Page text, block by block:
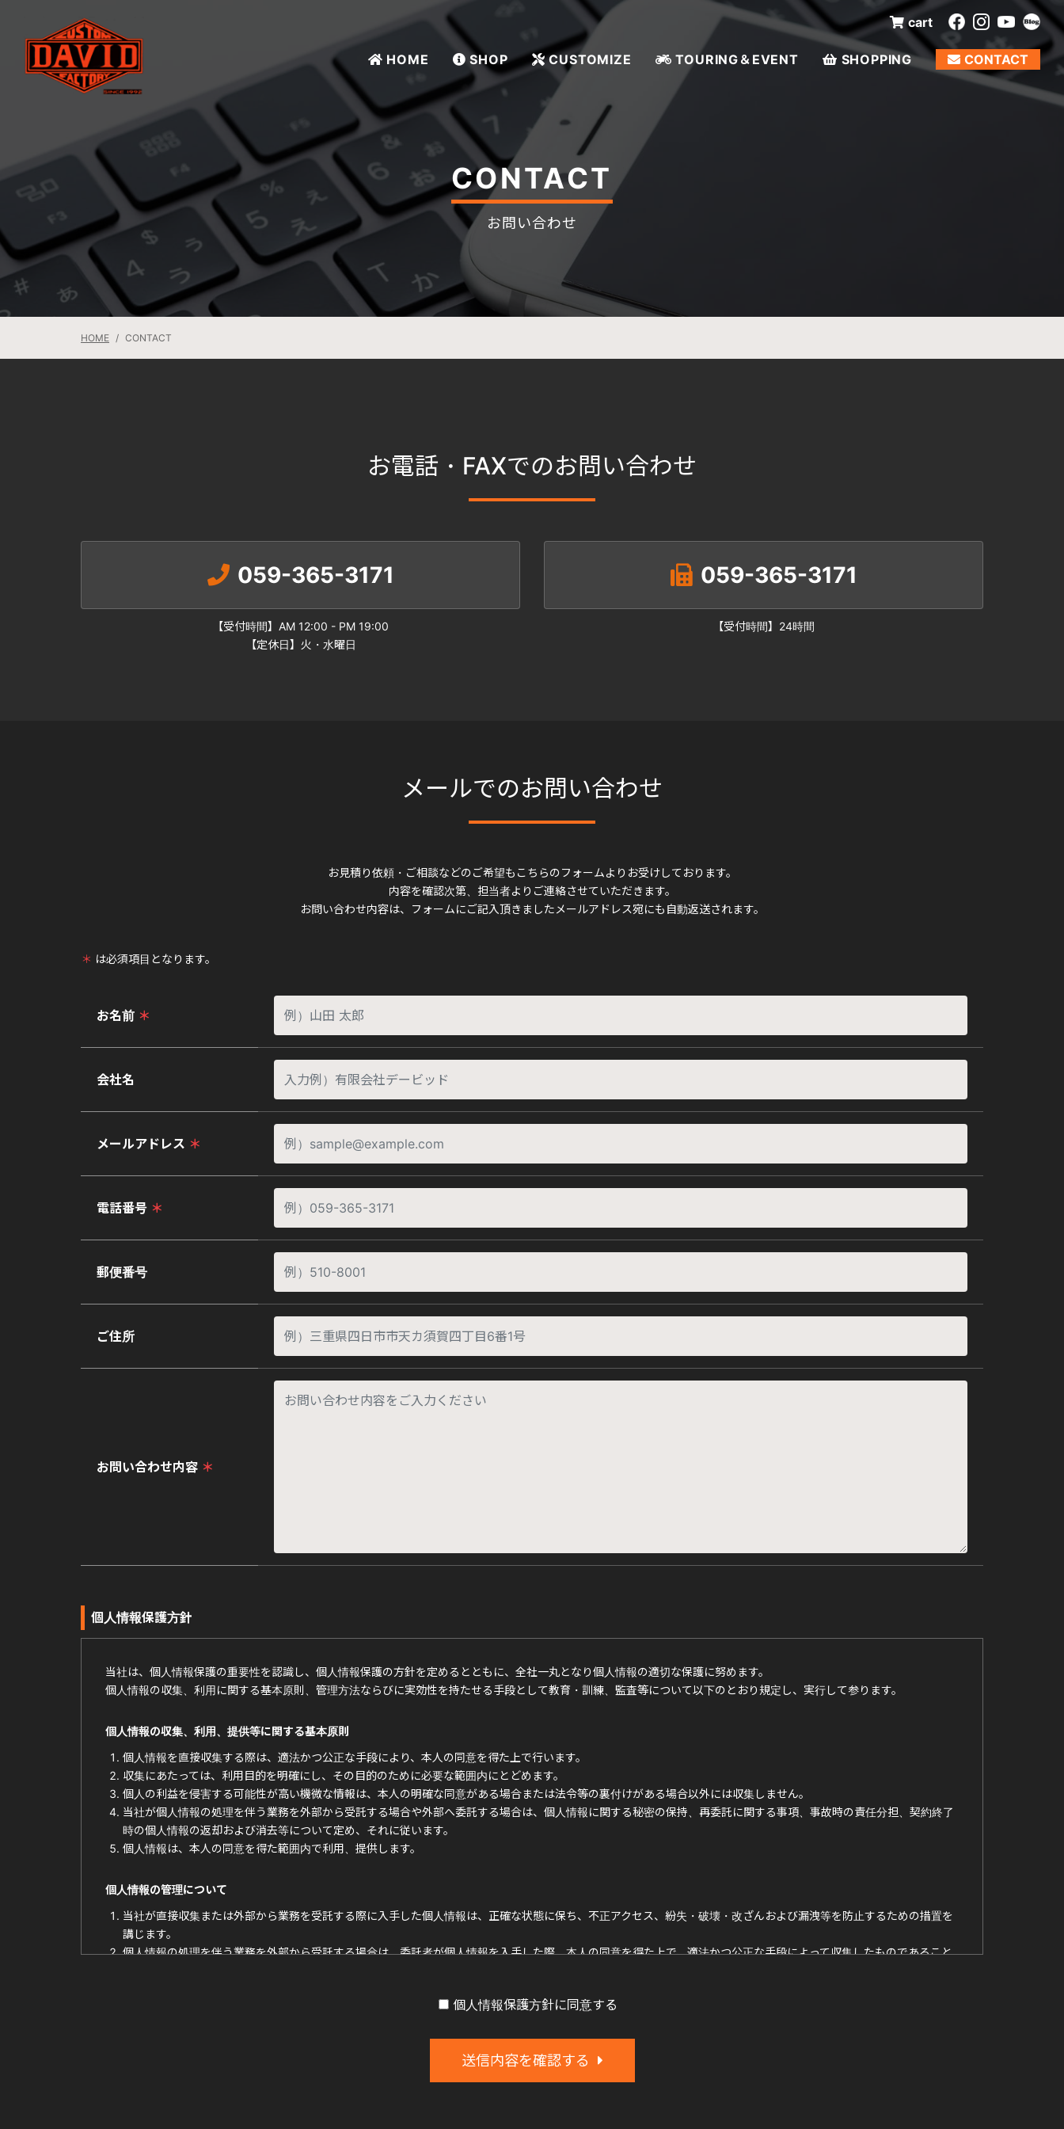
HOME SHOP CUSTOMIZE TOURING＆EVENT SHOPPING CONTACT
cart
CONTACT
お問い合わせ
HOME CONTACT
お電話・FAXでのお問い合わせ
059-365-3171
【受付時間】AM 12:00 - PM 19:00
【定休日】火・水曜日
059-365-3171
【受付時間】24時間
メールでのお問い合わせ
お見積り依頼・ご相談などのご希望もこちらのフォームよりお受けしております。
内容を確認次第、担当者よりご連絡させていただきます。
お問い合わせ内容は、フォームにご記入頂きましたメールアドレス宛にも自動返送されます。
＊ は必須項目となります。
お名前 ＊
会社名
メールアドレス ＊
電話番号 ＊
郵便番号
ご住所
お問い合わせ内容 ＊
個人情報保護方針
当社は、個人情報保護の重要性を認識し、個人情報保護の方針を定めるとともに、全社一丸となり個人情報の適切な保護に努めます。
個人情報の収集、利用に関する基本原則、管理方法ならびに実効性を持たせる手段として教育・訓練、監査等について以下のとおり規定し、実行して参ります。
個人情報の収集、利用、提供等に関する基本原則
個人情報を直接収集する際は、適法かつ公正な手段により、本人の同意を得た上で行います。
収集にあたっては、利用目的を明確にし、その目的のために必要な範囲内にとどめます。
個人の利益を侵害する可能性が高い機微な情報は、本人の明確な同意がある場合または法令等の裏付けがある場合以外には収集しません。
当社が個人情報の処理を伴う業務を外部から受託する場合や外部へ委託する場合は、個人情報に関する秘密の保持、再委託に関する事項、事故時の責任分担、契約終了
時の個人情報の返却および消去等について定め、それに従います。
個人情報は、本人の同意を得た範囲内で利用、提供します。
個人情報の管理について
当社が直接収集または外部から業務を受託する際に入手した個人情報は、正確な状態に保ち、不正アクセス、紛失・破壊・改ざんおよび漏洩等を防止するための措置を
講じます。
個人情報の処理を伴う業務を外部から受託する場合は、委託者が個人情報を入手した際、本人の同意を得た上で、適法かつ公正な手段によって収集したものであること
当社は、個人情報の保護に関係する日本の法令及びその他の規範を遵守し、本方針の継続的改善に努めます。
個人情報保護方針に同意する
送信内容を確認する